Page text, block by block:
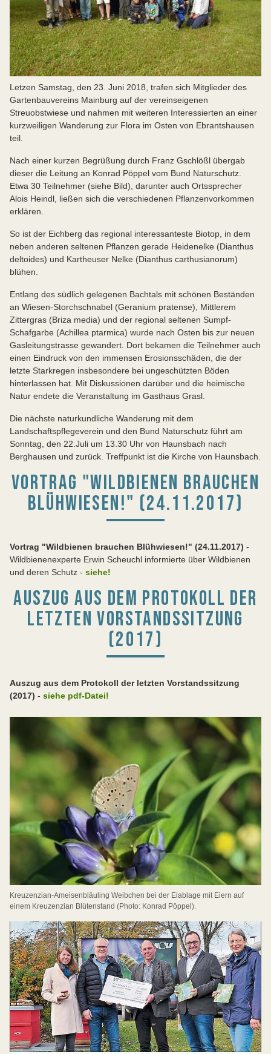
Letzen Samstag, den 23. Juni 2018, trafen sich Mitglieder des
Gartenbauvereins Mainburg auf der vereinseigenen
Streuobstwiese und nahmen mit weiteren Interessierten an einer
kurzweiligen Wanderung zur Flora im Osten von Ebrantshausen
teil.
Nach einer kurzen Begrüßung durch Franz Gschlößl übergab
dieser die Leitung an Konrad Pöppel vom Bund Naturschutz.
Etwa 30 Teilnehmer (siehe Bild), darunter auch Ortssprecher
Alois Heindl, ließen sich die verschiedenen Pflanzenvorkommen
erklären.
So ist der Eichberg das regional interessanteste Biotop, in dem
neben anderen seltenen Pflanzen gerade Heidenelke (Dianthus
deltoides) und Kartheuser Nelke (Dianthus carthusianorum)
blühen.
Entlang des südlich gelegenen Bachtals mit schönen Beständen
an Wiesen-Storchschnabel (Geranium pratense), Mittlerem
Zittergras (Briza media) und der regional seltenen Sumpf-
Schafgarbe (Achillea ptarmica) wurde nach Osten bis zur neuen
Gasleitungstrasse gewandert. Dort bekamen die Teilnehmer auch
einen Eindruck von den immensen Erosionsschäden, die der
letzte Starkregen insbesondere bei ungeschützten Böden
hinterlassen hat. Mit Diskussionen darüber und die heimische
Natur endete die Veranstaltung im Gasthaus Grasl.
Die nächste naturkundliche Wanderung mit dem
Landschaftspflegeverein und den Bund Naturschutz führt am
Sonntag, den 22.Juli um 13.30 Uhr von Haunsbach nach
Berghausen und zurück. Treffpunkt ist die Kirche von Haunsbach.
VORTRAG "WILDBIENEN BRAUCHEN
BLÜHWIESEN!" (24.11.2017)
Vortrag "Wildbienen brauchen Blühwiesen!" (24.11.2017) -
Wildbienenexperte Erwin Scheuchl informierte über Wildbienen
und deren Schutz - siehe!
AUSZUG AUS DEM PROTOKOLL DER
LETZTEN VORSTANDSSITZUNG
(2017)
Auszug aus dem Protokoll der letzten Vorstandssitzung
(2017) - siehe pdf-Datei!
Kreuzenzian-Ameisenbläuling Weibchen bei der Eiablage mit Eiern auf
einem Kreuzenzian Blütenstand (Photo: Konrad Pöppel).